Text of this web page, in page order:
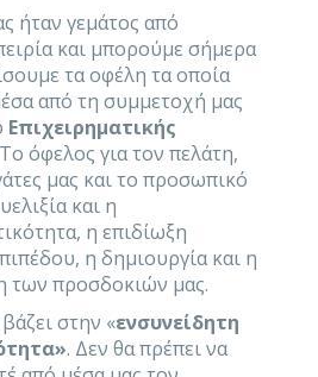
ήταν γεμάτος από
και μπορούμε σήμερα
τα οφέλη τα οποία
από τη συμμετοχή μας
Επιχειρηματικής
όφελος για τον πελάτη,
μας και το προσωπικό
και η
η επιδίωξη
η δημιουργία και η
των προσδοκιών μας.
στην «ενσυνείδητη
. Δεν θα πρέπει να